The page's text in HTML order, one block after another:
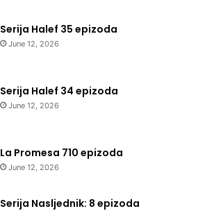
Serija Halef 35 epizoda
June 12, 2026
Serija Halef 34 epizoda
June 12, 2026
La Promesa 710 epizoda
June 12, 2026
Serija Nasljednik: 8 epizoda